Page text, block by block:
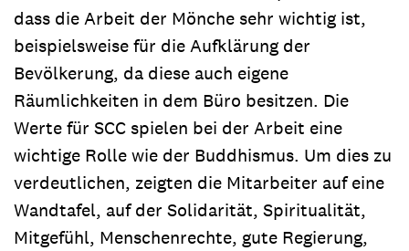
dass die Arbeit der Mönche sehr wichtig ist,
beispielsweise für die Aufklärung der
Bevölkerung, da diese auch eigene
Räumlichkeiten in dem Büro besitzen. Die
Werte für SCC spielen bei der Arbeit eine
wichtige Rolle wie der Buddhismus. Um dies zu
verdeutlichen, zeigten die Mitarbeiter auf eine
Wandtafel, auf der Solidarität, Spiritualität,
Mitgefühl, Menschenrechte, gute Regierung,